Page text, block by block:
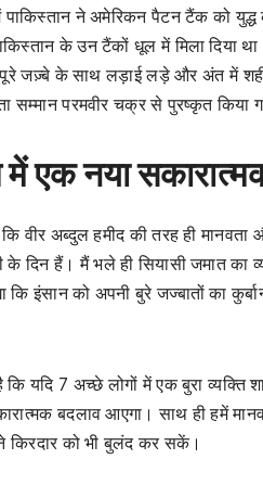
ने अमेरिकन पैटन टैंक को
के उन टैंकों धूल में मिला
जज़्बे के साथ लड़ाई लड़े और अंत में
सम्मान परमवीर चक्र से पुरष्कृत किया
एक नया
कि वीर अब्‍दुल हमीद की तरह ही
के दिन हैं। मैं भले ही सियासी जमात का
कि इंसान को अपनी बुरे जज्‍बातों का
कि यदि 7 अच्‍छे लोगों में एक बुरा व्‍यक्ति
बदलाव आएगा। साथ ही हमें
किरदार को भी बुलंद कर सकें।